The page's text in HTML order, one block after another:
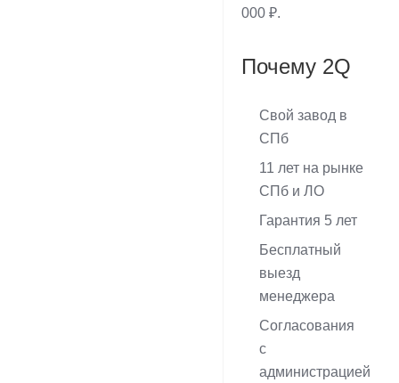
000 ₽.
Почему 2Q
Свой завод в
СПб
11 лет на рынке
СПб и ЛО
Гарантия 5 лет
Бесплатный
выезд
менеджера
Согласования
с
администрацией